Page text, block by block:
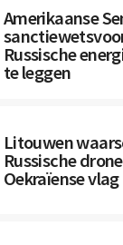
Amerikaanse
Russische
te leggen
Litouwen
Russische
Oekraïense vlag